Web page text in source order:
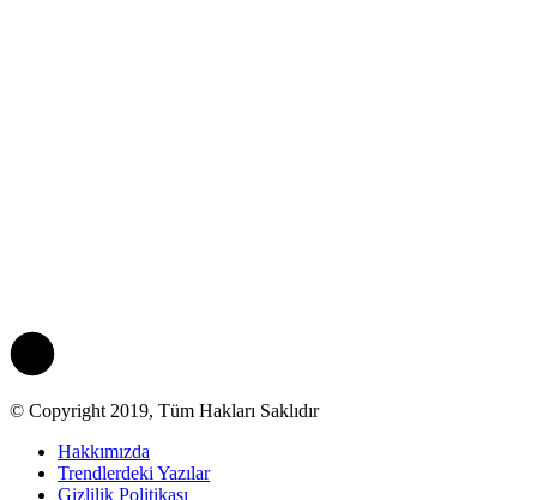
© Copyright 2019, Tüm Hakları Saklıdır
Hakkımızda
Trendlerdeki Yazılar
Gizlilik Politikası